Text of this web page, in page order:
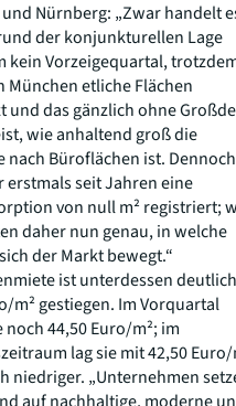
Nürnberg: „Zwar handelt
der konjunkturellen Lage
kein Vorzeigequartal,
München etliche Flächen
und das gänzlich ohne
wie anhaltend groß die
nach Büroflächen ist. Dennoch
erstmals seit Jahren eine
von null m² registriert;
daher nun genau, in welche
der Markt bewegt.“
ist unterdessen
m² gestiegen. Im Vorquartal
noch 44,50 Euro/m²; im
lag sie mit 42,50 Euro/
niedriger. „Unternehmen